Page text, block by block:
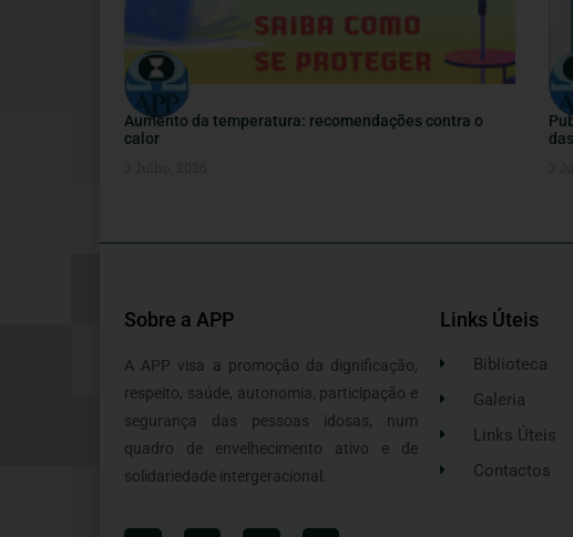
Aumento da temperatura: recomendações contra o
calor
Sobre a APP
A APP visa a promoção da dignificação,
respeito, saúde, autonomia, participação e
segurança das pessoas idosas, num
quadro de envelhecimento ativo e de
solidariedade intergeracional.
Links Úteis
Biblioteca
Galeria
Links Úteis
Contactos